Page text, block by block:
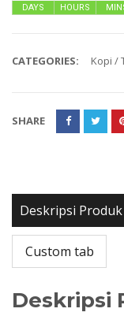
DAYS HOURS
CATEGORIES: Kopi /
SHARE
Deskripsi Produk
Custom tab
Deskripsi